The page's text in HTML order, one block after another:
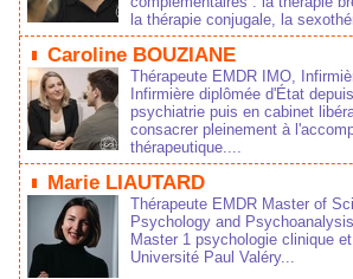
la thérapie conjugale, la
Caroline BOUZIANE
Thérapeute EMDR IMO,
Infirmière diplômée d'État
psychiatrie puis en cabinet
consacrer pleinement à
thérapeutique....
Marie LIAUTARD
Thérapeute EMDR Master of
Psychology and
Master 1 psychologie clinique
Université Paul Valéry...